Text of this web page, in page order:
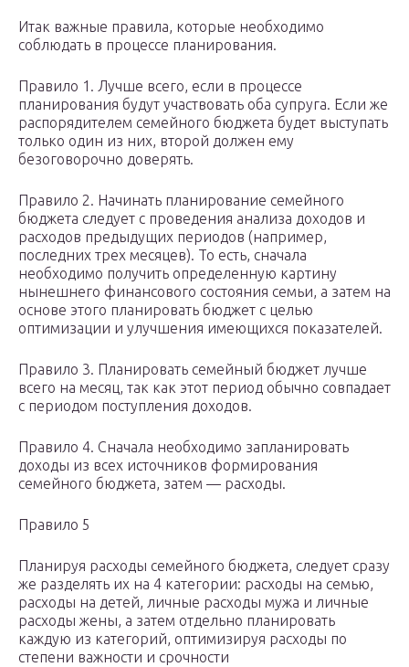
Итак важные правила, которые необходимо
соблюдать в процессе планирования.
Правило 1. Лучше всего, если в процессе
планирования будут участвовать оба супруга. Если же
распорядителем семейного бюджета будет выступать
только один из них, второй должен ему
безоговорочно доверять.
Правило 2. Начинать планирование семейного
бюджета следует с проведения анализа доходов и
расходов предыдущих периодов (например,
последних трех месяцев). То есть, сначала
необходимо получить определенную картину
нынешнего финансового состояния семьи, а затем на
основе этого планировать бюджет с целью
оптимизации и улучшения имеющихся показателей.
Правило 3. Планировать семейный бюджет лучше
всего на месяц, так как этот период обычно совпадает
с периодом поступления доходов.
Правило 4. Сначала необходимо запланировать
доходы из всех источников формирования
семейного бюджета, затем — расходы.
Правило 5
Планируя расходы семейного бюджета, следует сразу
же разделять их на 4 категории: расходы на семью,
расходы на детей, личные расходы мужа и личные
расходы жены, а затем отдельно планировать
каждую из категорий, оптимизируя расходы по
степени важности и срочности